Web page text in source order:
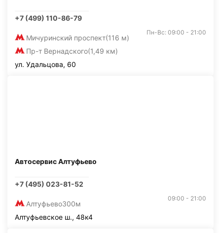
+7 (499) 110-86-79
Мичуринский проспект(116 м)
Пр-т Вернадского(1,49 км)
Пн-Вс: 09:00 - 21:00
ул. Удальцова, 60
Автосервис Алтуфьево
+7 (495) 023-81-52
Алтуфьево300м
09:00 - 21:00
Алтуфьевское ш., 48к4